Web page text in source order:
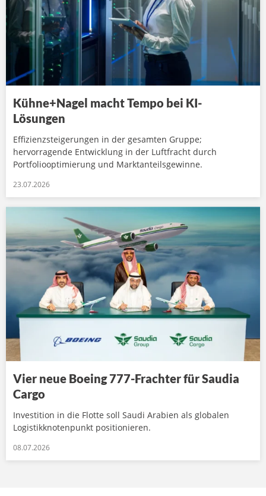
Kühne+Nagel macht Tempo bei KI-
Lösungen
Effizienzsteigerungen in der gesamten Gruppe;
hervorragende Entwicklung in der Luftfracht durch
Portfoliooptimierung und Marktanteilsgewinne.
23.07.2026
Vier neue Boeing 777-Frachter für Saudia
Cargo
Investition in die Flotte soll Saudi Arabien als globalen
Logistikknotenpunkt positionieren.
08.07.2026